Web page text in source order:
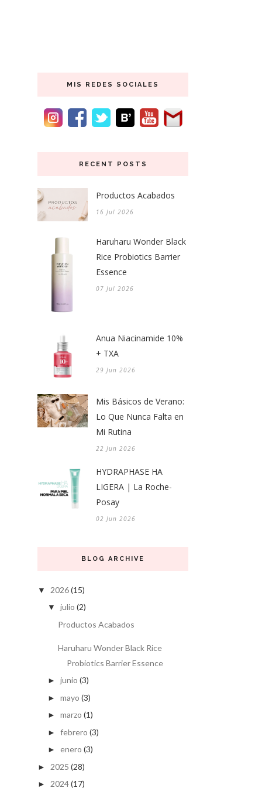
MIS REDES SOCIALES
RECENT POSTS
Productos Acabados
16 Jul 2026
Haruharu Wonder Black
Rice Probiotics Barrier
Essence
07 Jul 2026
Anua Niacinamide 10%
+ TXA
29 Jun 2026
Mis Básicos de Verano:
Lo Que Nunca Falta en
Mi Rutina
22 Jun 2026
HYDRAPHASE HA
LIGERA | La Roche-
Posay
02 Jun 2026
BLOG ARCHIVE
▼ 2026(15)
▼ julio (2)
Productos Acabados
Haruharu Wonder Black Rice
Probiotics Barrier Essence
► junio (3)
► mayo (3)
► marzo (1)
► febrero (3)
► enero (3)
► 2025 (28)
► 2024(17)